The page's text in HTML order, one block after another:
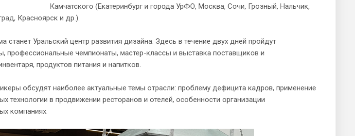
Камчатского (Екатеринбург и города УрФО, Москва, Сочи, Грозный, Нальчик,
Красноярск и др.).
Уральский центр развития дизайна. Здесь в течение двух дней пройдут
профессиональные чемпионаты, мастер-классы и выставка поставщиков и
продуктов питания и напитков.
обсудят наиболее актуальные темы отрасли: проблему дефицита кадров, применение
технологии в продвижении ресторанов и отелей, особенности организации
компаниях.